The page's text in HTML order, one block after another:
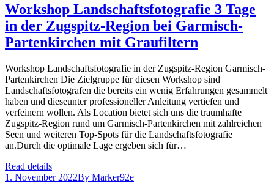
Workshop Landschaftsfotografie 3 Tage
in der Zugspitz-Region bei Garmisch-
Partenkirchen mit Graufiltern
Workshop Landschaftsfotografie in der Zugspitz-Region Garmisch-
Partenkirchen Die Zielgruppe für diesen Workshop sind
Landschaftsfotografen die bereits ein wenig Erfahrungen gesammelt
haben und dieseunter professioneller Anleitung vertiefen und
verfeinern wollen. Als Location bietet sich uns die traumhafte
Zugspitz-Region rund um Garmisch-Partenkirchen mit zahlreichen
Seen und weiteren Top-Spots für die Landschaftsfotografie
an.Durch die optimale Lage ergeben sich für…
Read details
1. November 2022By Marker92e